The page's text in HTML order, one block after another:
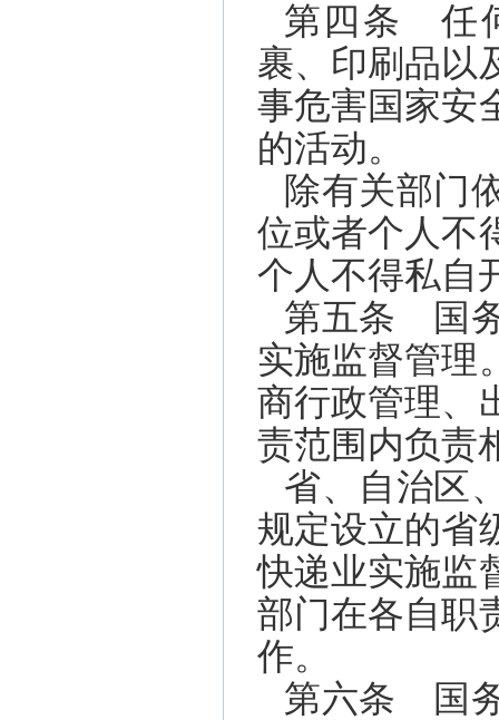
第四条 任
裹、印刷品以
事危害国家安
的活动。
除有关部门
位或者个人不
个人不得私自
第五条 国
实施监督管理
商行政管理、
责范围内负责
省、自治区
规定设立的省
快递业实施监
部门在各自职
作。
第六条 国